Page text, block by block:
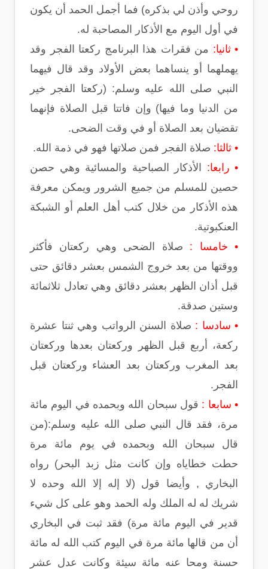
روحي وأذن لي بذكره) فما أجمل الحمد أن يكون
في أول اليوم مع الأذكار المصاحبة له.
• ثانيا: من فقرات هذا البرنامج ركعتا الفجر وقد
يهملهما أو ينساهما بعض الأولاد وقد قال فيهما
النبي صلى الله عليه وسلم: (ركعتا الفجر خير
من الدنيا وما فيها) وإن فاتتا قبل الصلاة فإنهما
تقضيان بعد الصلاة أو في وقت الضحى.
• ثالثا: صلاة الفجر فمن صلاتها فهو في ذمة الله.
• رابعا: الأذكار الصباحية والمسائية وهي حصن
حصين للمسلم من جميع الشرور ويمكن معرفة
هذه الأذكار من خلال كتب أهل العلم أو الشبكة
العنكبوتية.
• خامسا : صلاة الضحى وهي ركعتان فأكثر
ووقتها من بعد خروج الشمس بعشر دقائق حتى
قبل أذان الظهر بعشر دقائق وهي تعادل ثلاثمائة
وستين صدقة.
• سادسا : صلاة السنن الرواتب وهي ثنتا عشرة
ركعة، أربع قبل الظهر وركعتان بعدها وركعتان
بعد المغرب وركعتان بعد العشاء وركعتان قبل
الفجر.
• سابعا : قول سبحان الله وبحمده في اليوم مائة
مرة، فقد قال النبي صلى الله عليه وسلم:(من
قال سبحان الله وبحمده في يوم مائة مرة
حطت خطاياه وإن كانت مثل زبد البحر) رواه
البخاري , وأيضا قول (لا إله إلا الله وحده لا
شريك له له الملك وله الحمد وهو على كل شيء
قدير في اليوم مائة مرة) فقد ثبت في البخاري
أن من قالها مائة مرة في اليوم كتب الله له مائة
حسنة ومحا عنه مائة سيئة وكانت عدل عشر